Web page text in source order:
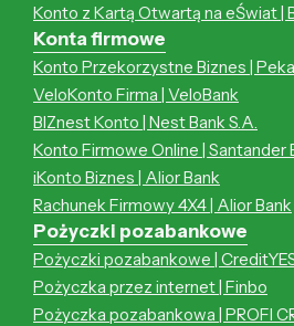
Konto z Kartą Otwartą na eŚwiat |
Konta firmowe
Konto Przekorzystne Biznes |
VeloKonto Firma | VeloBank
BIZnest Konto | Nest Bank S.A.
Konto Firmowe Online | Santander
iKonto Biznes | Alior Bank
Rachunek Firmowy 4X4 | Alior Bank
Pożyczki pozabankowe
Pożyczki pozabankowe |
Pożyczka przez internet | Finbo
Pożyczka pozabankowa | PROFI